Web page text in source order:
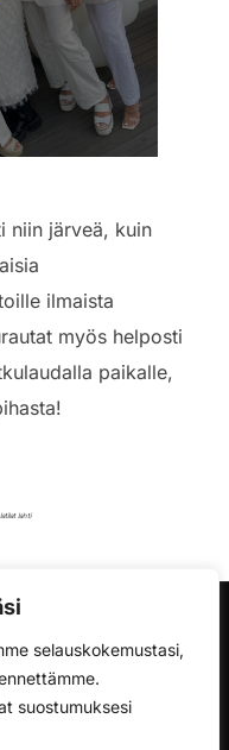
selauskokemustasi,
suostumuksesi
niin järveä, kuin
ilmaista
myös helposti
paikalle,
lahti
tästä
@lahdennosturi,